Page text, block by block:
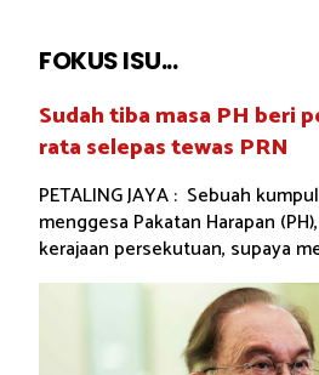
FOKUS ISU...
Sudah tiba masa PH beri
rata selepas tewas PRN
PETALING JAYA : Sebuah
menggesa Pakatan Harapan
kerajaan persekutuan, supaya